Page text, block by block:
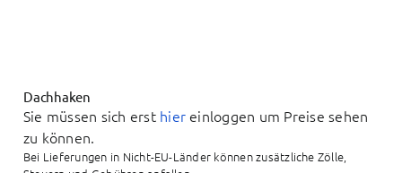
Dachhaken
Sie müssen sich erst hier einloggen um Preise sehen
zu können.
Bei Lieferungen in Nicht-EU-Länder können zusätzliche Zölle,